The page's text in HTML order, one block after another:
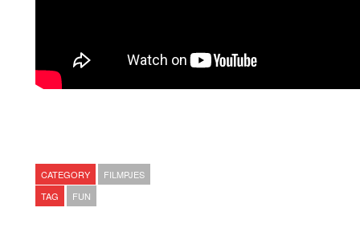
CATEGORY
FILMPJES
TAG
FUN